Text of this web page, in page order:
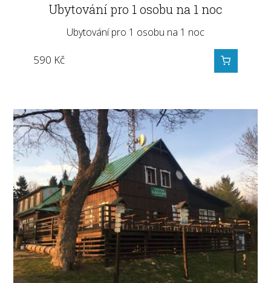
Ubytování pro 1 osobu na 1 noc
Ubytování pro 1 osobu na 1 noc
590 Kč